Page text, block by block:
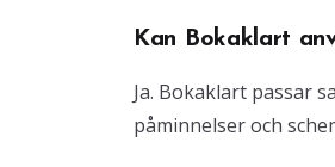
Kan Bokaklart
Ja. Bokaklart passar
påminnelser och